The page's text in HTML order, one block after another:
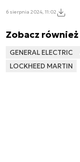
6 sierpnia 2024, 11:02
Zobacz również
GENERAL ELECTRIC
LOCKHEED MARTIN